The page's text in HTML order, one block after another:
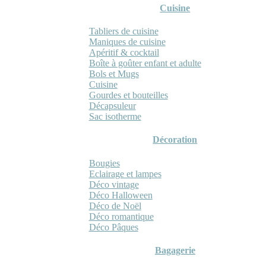
Cuisine
Tabliers de cuisine
Maniques de cuisine
Apéritif & cocktail
Boîte à goûter enfant et adulte
Bols et Mugs
Cuisine
Gourdes et bouteilles
Décapsuleur
Sac isotherme
Décoration
Bougies
Eclairage et lampes
Déco vintage
Déco Halloween
Déco de Noël
Déco romantique
Déco Pâques
Bagagerie